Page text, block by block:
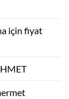
için fiyat